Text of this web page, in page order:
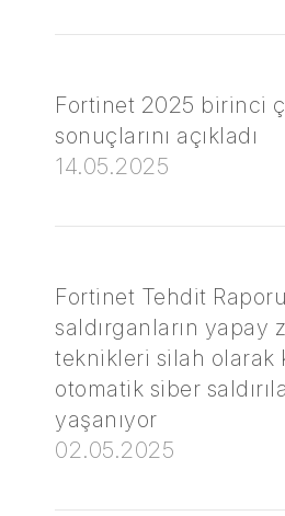
Fortinet 2025 birinci
sonuçlarını açıkladı
14.05.2025
Fortinet Tehdit
saldırganların yapay
teknikleri silah olarak
otomatik siber
yaşanıyor
02.05.2025